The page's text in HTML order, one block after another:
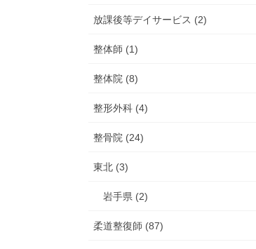
放課後等デイサービス (2)
整体師 (1)
整体院 (8)
整形外科 (4)
整骨院 (24)
東北 (3)
岩手県 (2)
柔道整復師 (87)